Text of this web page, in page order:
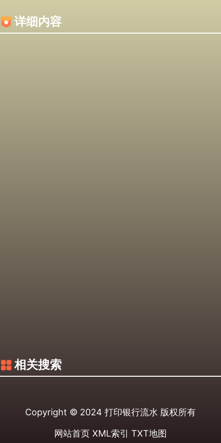
详细内容
相关搜索
Copyright © 2024 打印银行流水 版权所有
网站首页 XML索引 TXT地图